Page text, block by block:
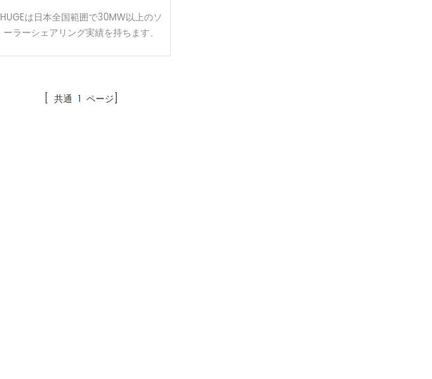
HUGEは日本全国範囲で30MW以上のソ
ーラーシェアリング実績を持ちます、
す。農地資源の有効活用と経済収益を
[ 共通 1 ページ]